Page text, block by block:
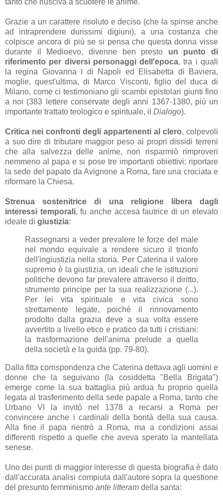
Grazie a un carattere risoluto e deciso (che la spinse anche
ad intraprendere durissimi digiuni), a una costanza che
colpisce ancora di più se si pensa che questa donna visse
durante il Medioevo, divenne ben presto un punto di
riferimento per diversi personaggi dell'epoca, tra i quali
la regina Giovanna I di Napoli ed Elisabetta di Baviera,
moglie, quest'ultima, di Marco Visconti, figlio del duca di
Milano, come ci testimoniano gli scambi epistolari giunti fino
a noi (383 lettere conservate degli anni 1367-1380, più un
importante trattato teologico e spirituale, il Dialogo).
Critica nei confronti degli appartenenti al clero, colpevoli
a suo dire di tributare maggior peso ai propri dissidi terreni
che alla salvezza delle anime, non risparmiò rimproveri
nemmeno al papa e si pose tre importanti obiettivi: riportare
la sede del papato da Avignone a Roma, fare una crociata e
riformare la Chiesa.
Strenua sostenitrice di una religione libera dagli
interessi temporali, fu anche accesa fautrice di un elevato
ideale di giustizia:
Rassegnarsi a veder prevalere le forze del male
nel mondo equivale a rendere sicuro il trionfo
dell'ingiustizia nella storia. Per Caterina il valore
supremo è la giustizia, un ideali che le istituzioni
politiche devono far prevalere attraverso il diritto,
strumento principe per la sua realizzazione (...).
Per lei vita spirituale e vita civica sono
strettamente legate, poiché il rinnovamento
prodotto dalla grazia deve a sua volta essere
avvertito a livello etico e pratico da tutti i cristiani:
la trasformazione dell'anima prelude a quella
della società e la guida (pp. 79-80).
Dalla fitta corrispondenza che Caterina dettava agli uomini e
donne che la seguivano (la cosiddetta "Bella Brigata")
emerge come la sua battaglia più ardua fu proprio quella
legata al trasferimento della sede papale a Roma, tanto che
Urbano VI la invitò nel 1378 a recarsi a Roma per
convincere anche i cardinali della bontà della sua causa.
Alla fine il papa rientrò a Roma, ma a condizioni assai
differenti rispetto a quelle che aveva sperato la mantellata
senese.
Uno dei punti di maggior interesse di questa biografia è dato
dall'accurata analisi compiuta dall'autore sopra la questione
del presunto femminismo ante litteram della santa: